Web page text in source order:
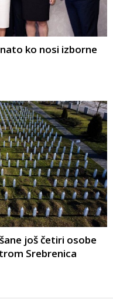
ko nosi izborne
još četiri osobe
Srebrenica